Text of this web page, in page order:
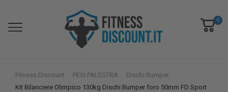
0
Fitness Discount PESI PALESTRA
Dischi Bumper
Kit Bilanciere Olimpico 130kg Dischi Bumper foro 50mm FD Sport